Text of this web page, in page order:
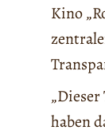
Kino
haben